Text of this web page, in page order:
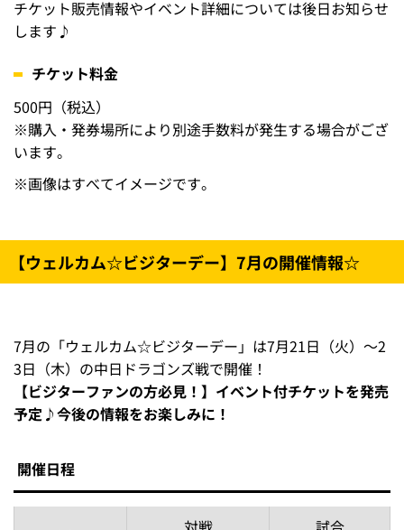
プレイ中に立ち上がってのアピールや似顔絵を高く掲げる
など、他のお客様の観戦を妨げる行為や危険な行為はご遠
てください☆）
当選時の個人情報取得について
似顔絵返送のため、個人情報を取得させていただきます。
ご提供いただいた個人情報は返送業務以外の目的では使用
せず、業務完了後は速やかに破棄いたします。
イベント時の様子や優秀作品肖像などをホークス公式サイ
トやSNSで公開する場合がございます。ご参加時は同意を
選手による「ひまわりの花お渡し会」
施！お渡し会に参加できる特別チケットを販売します。
チケット販売情報やイベント詳細については後日お知らせ
します♪